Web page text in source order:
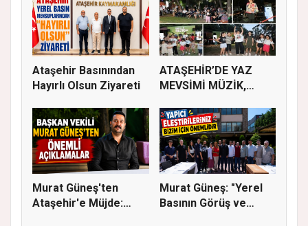
Ataşehir Basınından
Hayırlı Olsun Ziyareti
ATAŞEHİR’DE YAZ
MEVSİMİ MÜZİK,
Murat Güneş'ten
Ataşehir'e Müjde:
Murat Güneş: "Yerel
Basının Görüş ve